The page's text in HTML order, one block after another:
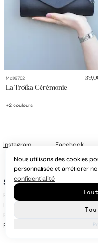
Md99702
La Troïka Cérémonie
+2 couleurs
Instagram Facebook
Service
Paiement
Livraison
Retours
FAQ
A
Nos
Nous utilisons des cookies
personnalisée et améliorer
confidentialité